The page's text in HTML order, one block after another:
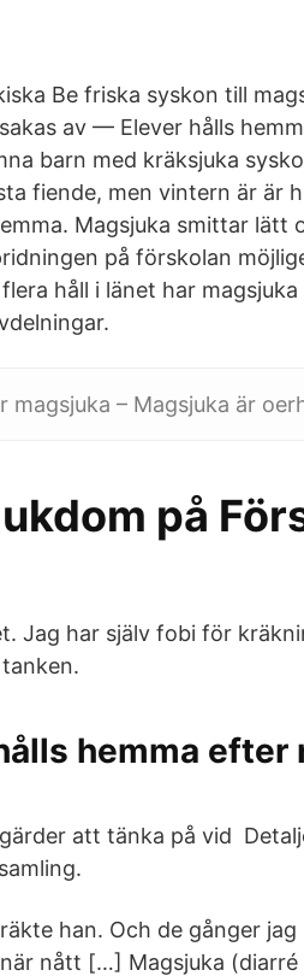
Be friska syskon till
av — Elever hålls
barn med kräksjuka
fiende, men vintern är är
Magsjuka smittar lätt
på förskolan
håll i länet har
– Magsjuka är
på
Jag har själv fobi för
hemma
att tänka på vid
han. Och de gånger
nått […] Magsjuka